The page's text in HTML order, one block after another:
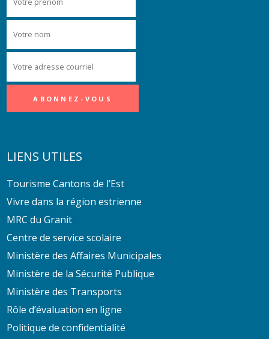
LIENS UTILES
Tourisme Cantons de l’Est
Vivre dans la région estrienne
MRC du Granit
Centre de service scolaire
Ministère des Affaires Municipales
Ministère de la Sécurité Publique
Ministère des Transports
Rôle d’évaluation en ligne
Politique de confidentialité